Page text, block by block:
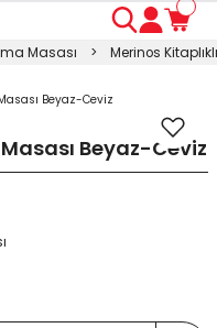
Masası Merinos
Beyaz-Ceviz